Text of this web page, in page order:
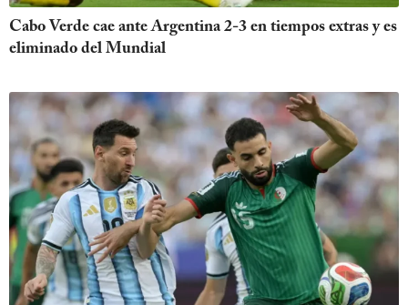
Cabo Verde cae ante Argentina 2-3 en tiempos extras y es
eliminado del Mundial